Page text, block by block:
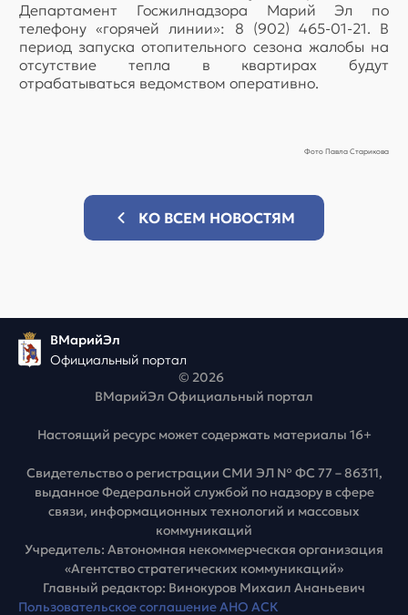
Департамент Госжилнадзора Марий Эл по
телефону «горячей линии»: 8 (902) 465-01-21. В
период запуска отопительного сезона жалобы на
отсутствие тепла в квартирах будут
отрабатываться ведомством оперативно.
Фото Павла Старикова
КО ВСЕМ НОВОСТЯМ
ВМарийЭл
Официальный портал
© 2026
ВМарийЭл Официальный портал
Настоящий ресурс может содержать материалы 16+
Свидетельство о регистрации СМИ ЭЛ № ФС 77 – 86311,
выданное Федеральной службой по надзору в сфере
связи, информационных технологий и массовых
коммуникаций
Учредитель: Автономная некоммерческая организация
«Агентство стратегических коммуникаций»
Главный редактор: Винокуров Михаил Ананьевич
Пользовательское соглашение АНО АСК